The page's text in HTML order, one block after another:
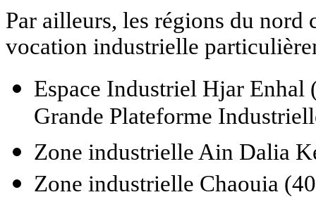
Par ailleurs, les régions du nord
vocation industrielle
Espace Industriel Hjar Enhal
Grande Plateforme
Zone industrielle Ain Dalia
Zone industrielle Chaouia